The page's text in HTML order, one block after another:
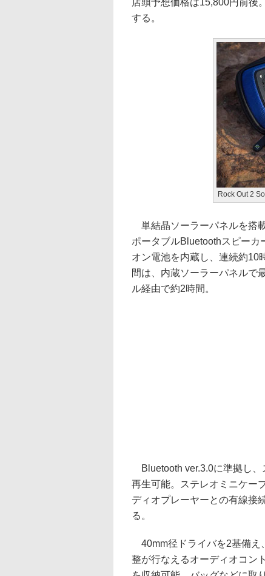
店頭予想価格は15,800円前後
する。
Rock Out 2
単結晶ソーラーパネルを搭
ポータブルBluetoothスピーカ
オン電池を内蔵し、連続約10
間は、内蔵ソーラーパネルで
ル経由で約2時間。
Bluetooth ver.3.0に準拠し、
再生可能。ステレオミニケー
ディオプレーヤーとの有線接
る。
40mm径ドライバを2基備え
整が行なえるオーディオコン